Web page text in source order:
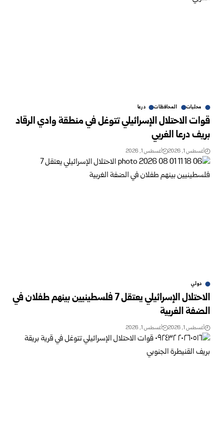
محليات المحافظات درعا
قوات الاحتلال الإسرائيلي تتوغل في منطقة وادي الرقاد
‏بريف درعا الغربي‎ ‎
أغسطس 1, 2026 أغسطس 1, 2026
دولي
الاحتلال الإسرائيلي يعتقل 7 فلسطينيين بينهم طفلان في
الضفة الغربية
أغسطس 1, 2026 أغسطس 1, 2026